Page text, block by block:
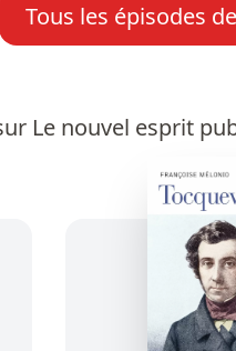
Tous les épisodes
Le nouvel esprit